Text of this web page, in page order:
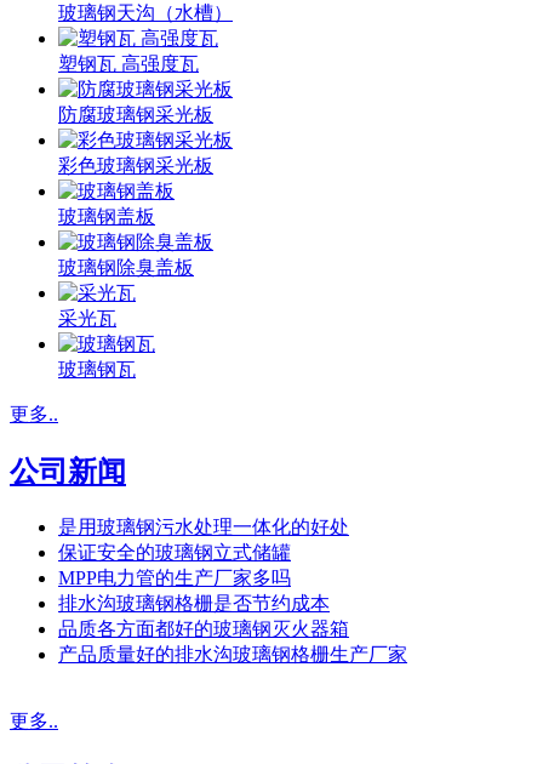
玻璃钢天沟（水槽）
塑钢瓦 高强度瓦
防腐玻璃钢采光板
彩色玻璃钢采光板
玻璃钢盖板
玻璃钢除臭盖板
采光瓦
玻璃钢瓦
更多..
公司新闻
是用玻璃钢污水处理一体化的好处
保证安全的玻璃钢立式储罐
MPP电力管的生产厂家多吗
排水沟玻璃钢格栅是否节约成本
品质各方面都好的玻璃钢灭火器箱
产品质量好的排水沟玻璃钢格栅生产厂家
更多..